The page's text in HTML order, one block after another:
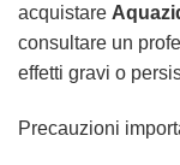
acquistare
consultare un
effetti gravi o
Precauzioni